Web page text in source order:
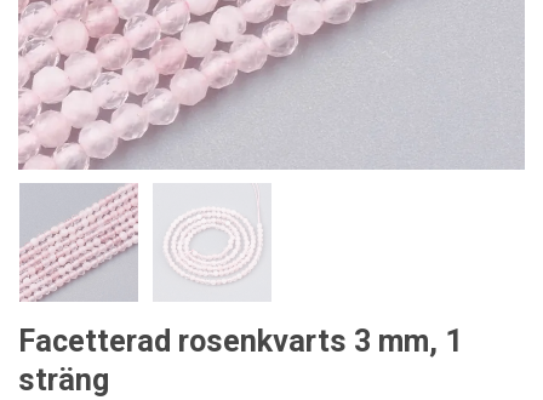
Facetterad rosenkvarts 3 mm, 1
sträng